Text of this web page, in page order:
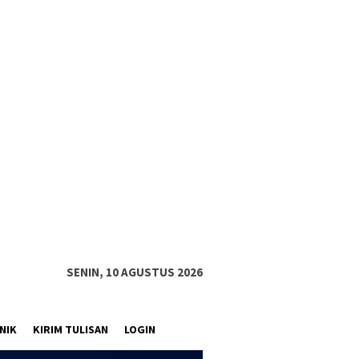
SENIN, 10 AGUSTUS 2026
KIRIM TULISAN LOGIN